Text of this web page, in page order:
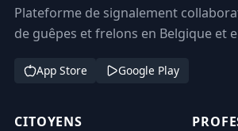
Plateforme de signalement
de guêpes et frelons en Belgique et
App Store Google Play
CITOYENS